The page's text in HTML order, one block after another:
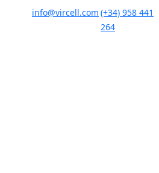
info@vircell.com (+34) 958 441
264